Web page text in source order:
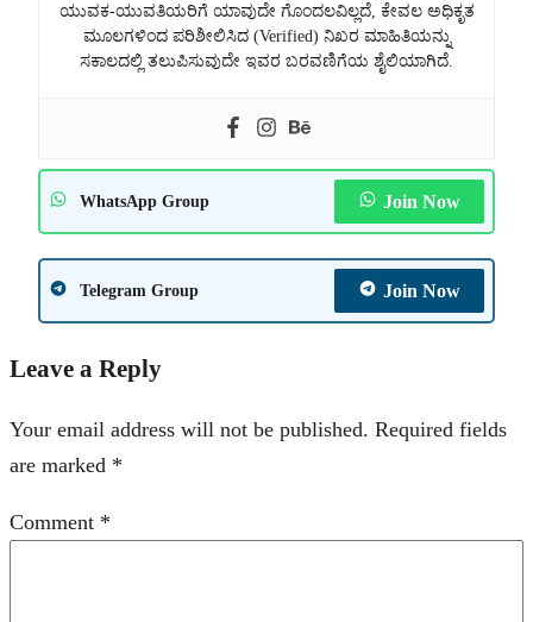
ಯುವಕ-ಯುವತಿಯರಿಗೆ ಯಾವುದೇ ಗೊಂದಲವಿಲ್ಲದೆ, ಕೇವಲ ಅಧಿಕೃತ
ಮೂಲಗಳಿಂದ ಪರಿಶೀಲಿಸಿದ (Verified) ನಿಖರ ಮಾಹಿತಿಯನ್ನು
ಸಕಾಲದಲ್ಲಿ ತಲುಪಿಸುವುದೇ ಇವರ ಬರವಣಿಗೆಯ ಶೈಲಿಯಾಗಿದೆ.
WhatsApp Group Join Now
Telegram Group Join Now
Leave a Reply
Your email address will not be published. Required fields
are marked *
Comment *